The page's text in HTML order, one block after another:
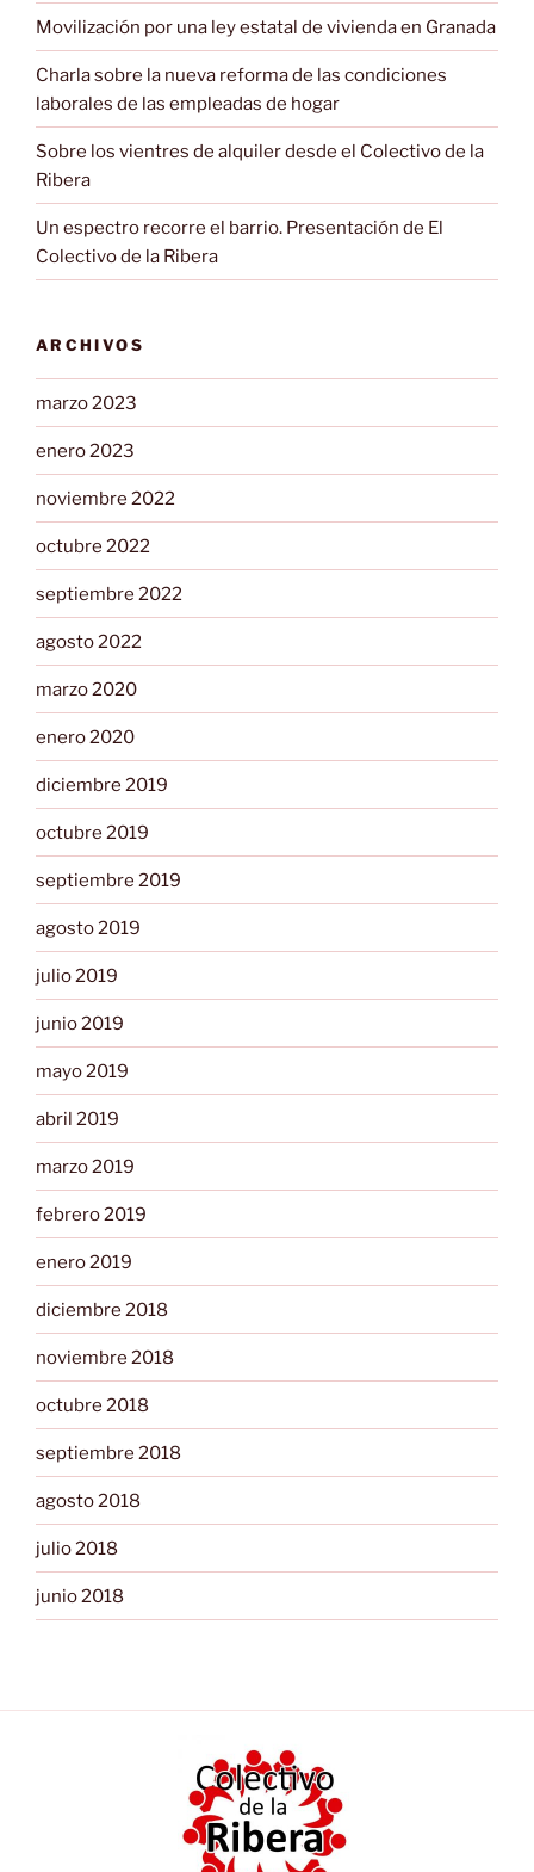
Movilización por una ley estatal de vivienda en Granada
Charla sobre la nueva reforma de las condiciones
laborales de las empleadas de hogar
Sobre los vientres de alquiler desde el Colectivo de la
Ribera
Un espectro recorre el barrio. Presentación de El
Colectivo de la Ribera
ARCHIVOS
marzo 2023
enero 2023
noviembre 2022
octubre 2022
septiembre 2022
agosto 2022
marzo 2020
enero 2020
diciembre 2019
octubre 2019
septiembre 2019
agosto 2019
julio 2019
junio 2019
mayo 2019
abril 2019
marzo 2019
febrero 2019
enero 2019
diciembre 2018
noviembre 2018
octubre 2018
septiembre 2018
agosto 2018
julio 2018
junio 2018